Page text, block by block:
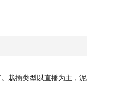
栽插类型以直播为主，泥